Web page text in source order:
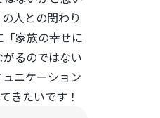
人との関わり
家族の幸せに
るのではない
ニケーション
きたいです！